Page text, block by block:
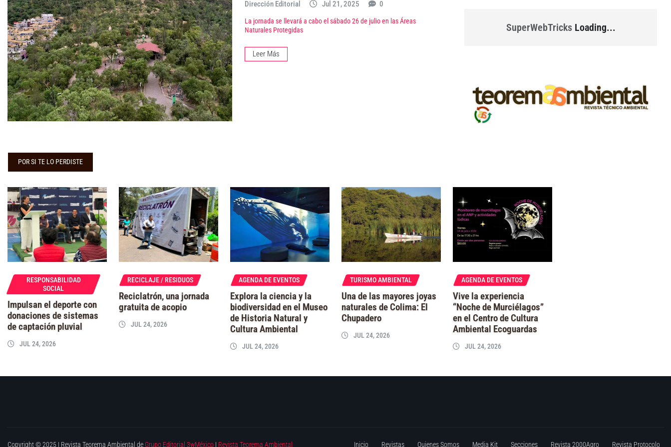
Dirección Editorial Jul 21, 2025 0
La jornada se llevará a cabo el sábado 26 de julio en las Áreas
Naturales Protegidas
Leer Más
SuperWebTricksLoading...
POR SI TE LO PERDISTE
RESPONSABILIDAD
SOCIAL
Impulsan el deporte con
donaciones de sistemas
de captación pluvial
JUL 24, 2026
RECICLAJE / RESIDUOS
Reciclatrón, una jornada
gratuita de acopio
JUL 24, 2026
AGENDA DE EVENTOS
Explora la ciencia y la
biodiversidad en el Museo
de Historia Natural y
Cultura Ambiental
JUL 24, 2026
TURISMO AMBIENTAL
Una de las mayores joyas
naturales de Colima: El
Chupadero
JUL 24, 2026
AGENDA DE EVENTOS
Vive la experiencia
“Noche de Murciélagos”
en el Centro de Cultura
Ambiental Ecoguardas
JUL 24, 2026
Copyright © 2025 | Revista Teorema Ambiental de Grupo Editorial 3wMéxico | Revista Teorema Ambiental Inicio Revistas Quienes Somos Media Kit Secciones Revista 2000Agro Revista Protocolo